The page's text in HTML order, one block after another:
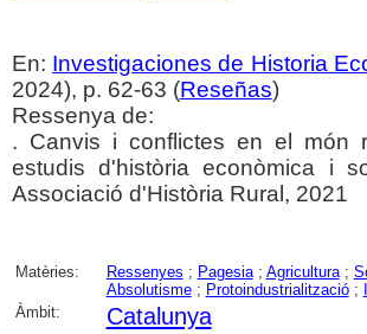
En: Investigaciones de Historia
2024), p. 62-63 (Reseñas)
Ressenya de:
. Canvis i conflictes en el món
estudis d'història econòmica i
Associació d'Història Rural, 2021
Matèries: Ressenyes ; Pagesia; Agricultura;
Absolutisme; Protoindustrialització;
Àmbit:
Catalunya